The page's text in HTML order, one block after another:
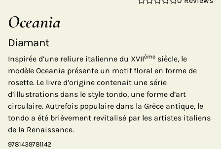
Oceania
Diamant
Inspirée d’une reliure italienne du XVIIème siècle, le
modèle Oceania présente un motif floral en forme de
rosette. Le livre d’origine contenait une série
d’illustrations dans le style tondo, une forme d’art
circulaire. Autrefois populaire dans la Grèce antique, le
tondo a été brièvement revitalisé par les artistes italiens
de la Renaissance.
9781439781142